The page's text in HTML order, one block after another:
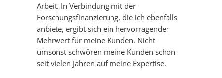
Arbeit. In Verbindung mit der
Forschungsfinanzierung, die ich ebenfalls
anbiete, ergibt sich ein hervorragender
Mehrwert für meine Kunden. Nicht
umsonst schwören meine Kunden schon
seit vielen Jahren auf meine Expertise.